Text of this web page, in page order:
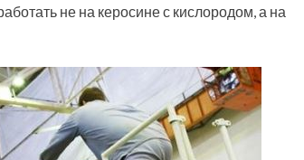
не на керосине с кислородом, а на